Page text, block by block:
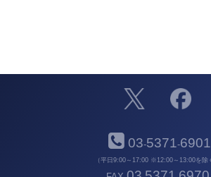
03-5371-6901
（平日9:00～17:00 ※12:00～13:00を除